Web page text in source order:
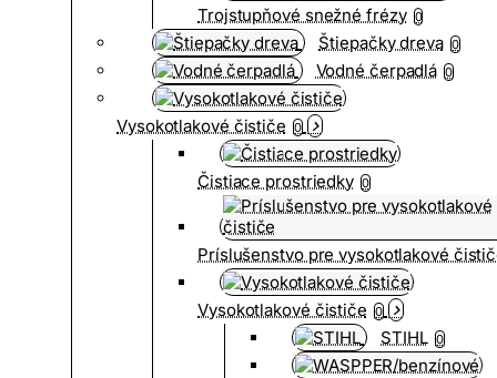
Trojstupňové snežné frézy 0
Štiepačky dreva 0
Vodné čerpadlá 0
Vysokotlakové čističe 0
Čistiace prostriedky 0
Príslušenstvo pre vysokotlakové
Vysokotlakové čističe 0
STIHL 0